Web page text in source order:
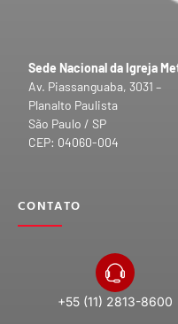
Sede Nacional da Igreja
Av. Piassanguaba, 3031 –
Planalto Paulista
São Paulo / SP
CEP: 04060-004
CONTATO
+55 (11) 2813-8600